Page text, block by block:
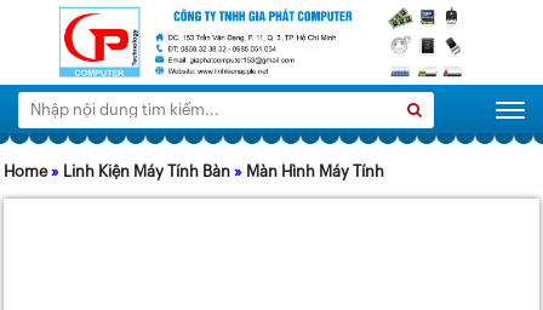
Tìm
kiếm:
Home» Linh Kiện Máy Tính Bàn » Màn Hình Máy Tính